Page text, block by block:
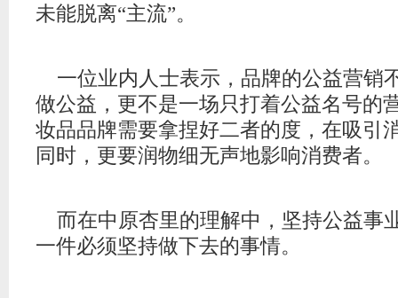
未能脱离“主流”。
一位业内人士表示，品牌的公益营销
做公益，更不是一场只打着公益名号的
妆品品牌需要拿捏好二者的度，在吸引
同时，更要润物细无声地影响消费者。
而在中原杏里的理解中，坚持公益事
一件必须坚持做下去的事情。